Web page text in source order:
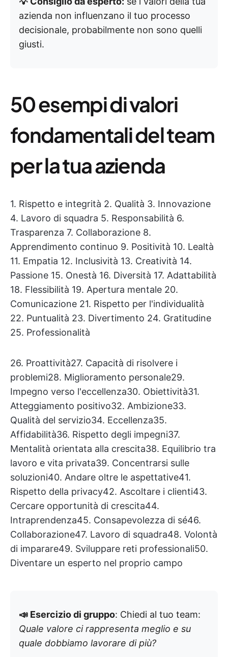
azienda non influenzano il tuo processo
decisionale, probabilmente non sono quelli
giusti.
50 esempi di valori
fondamentali del team
per la tua azienda
1. Rispetto e integrità 2. Qualità 3. Innovazione
4. Lavoro di squadra 5. Responsabilità 6.
Trasparenza 7. Collaborazione 8.
Apprendimento continuo 9. Positività 10. Lealtà
11. Empatia 12. Inclusività 13. Creatività 14.
Passione 15. Onestà 16. Diversità 17. Adattabilità
18. Flessibilità 19. Apertura mentale 20.
Comunicazione 21. Rispetto per l'individualità
22. Puntualità 23. Divertimento 24. Gratitudine
25. Professionalità
26. Proattività27. Capacità di risolvere i
problemi28. Miglioramento personale29.
Impegno verso l'eccellenza30. Obiettività31.
Atteggiamento positivo32. Ambizione33.
Qualità del servizio34. Eccellenza35.
Affidabilità36. Rispetto degli impegni37.
Mentalità orientata alla crescita38. Equilibrio tra
lavoro e vita privata39. Concentrarsi sulle
soluzioni40. Andare oltre le aspettative41.
Rispetto della privacy42. Ascoltare i clienti43.
Cercare opportunità di crescita44.
Intraprendenza45. Consapevolezza di sé46.
Collaborazione47. Lavoro di squadra48. Volontà
di imparare49. Sviluppare reti professionali50.
Diventare un esperto nel proprio campo
📣 Esercizio di gruppo: Chiedi al tuo team:
Quale valore ci rappresenta meglio e su
quale dobbiamo lavorare di più?